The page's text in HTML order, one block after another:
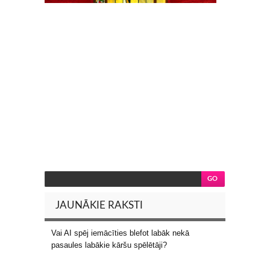
JAUNĀKIE RAKSTI
Vai AI spēj iemācīties blefot labāk nekā
pasaules labākie kāršu spēlētāji?